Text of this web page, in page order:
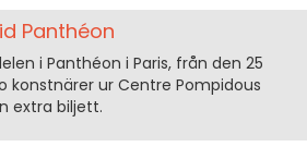
Panthéon
i Panthéon i Paris, från den 25
konstnärer ur Centre Pompidous
extra biljett.